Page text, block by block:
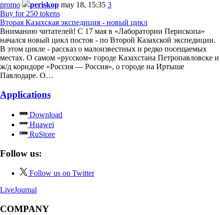
promo periskop may 18, 15:35 3
Buy for 250 tokens
Вторая Казахская экспедиция - новый цикл
Вниманию читателей! С 17 мая в «Лаборатории Перископа»
начался новый цикл постов - по Второй Казахской экспедиции.
В этом цикле - рассказ о малоизвестных и редко посещаемых
местах. О самом «русском» городе Казахстана Петропавловске и
ж/д коридоре «Россия — Россия», о городе на Иртыше
Павлодаре. О…
Applications
Download
Huawei
RuStore
Follow us:
Follow us on Twitter
LiveJournal
COMPANY